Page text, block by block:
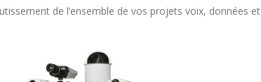
de l’ensemble de vos projets voix, données et